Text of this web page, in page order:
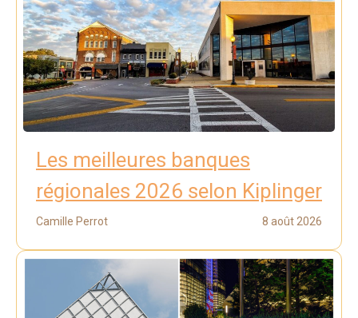
Les meilleures banques
régionales 2026 selon Kiplinger
Camille Perrot 8 août 2026